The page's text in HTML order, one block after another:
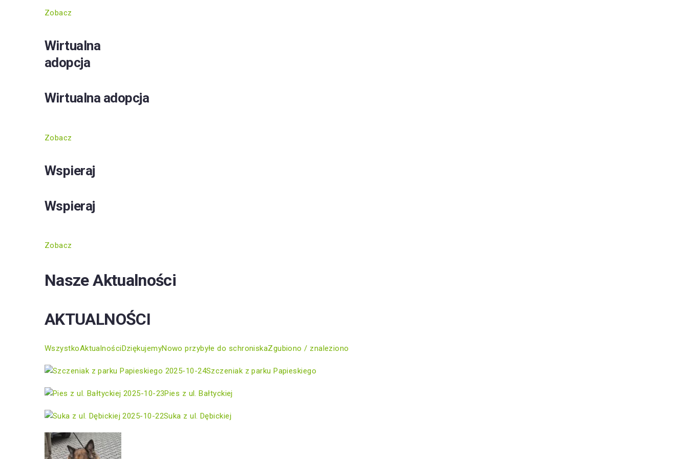
Zobacz
Wirtualna
adopcja
Wirtualna adopcja
Zobacz
Wspieraj
Wspieraj
Zobacz
Nasze Aktualności
AKTUALNOŚCI
WszystkoAktualnościDziękujemyNowo przybyłe do schroniskaZgubiono / znaleziono
2025-10-24Szczeniak z parku Papieskiego
2025-10-23Pies z ul. Bałtyckiej
2025-10-22Suka z ul. Dębickiej